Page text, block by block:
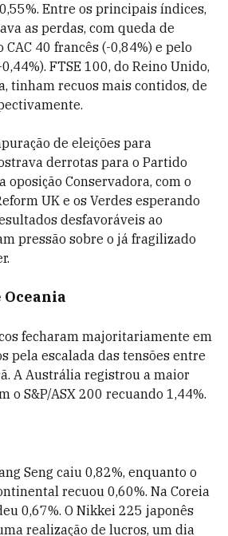
Entre os principais índices,
as perdas, com queda de
CAC 40 francês (-0,84%) e pelo
FTSE 100, do Reino Unido,
tinham recuos mais contidos, de
de eleições para
derrotas para o Partido
oposição Conservadora, com o
UK e os Verdes esperando
desfavoráveis ao
pressão sobre o já fragilizado
Oceania
fecharam majoritariamente em
pela escalada das tensões entre
A Austrália registrou a maior
o S&P/ASX 200 recuando 1,44%.
Seng caiu 0,82%, enquanto o
recuou 0,60%. Na Coreia
0,67%. O Nikkei 225 japonês
realização de lucros, um dia